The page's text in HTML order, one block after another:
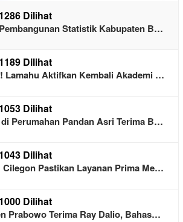
1286 Dilihat
Statistik Kabupaten B…
1189 Dilihat
Lamahu Aktifkan Kembali Akademi …
1053 Dilihat
di Perumahan Pandan Asri Terima B…
1043 Dilihat
Cilegon Pastikan Layanan Prima Me…
1000 Dilihat
Prabowo Terima Ray Dalio, Bahas…